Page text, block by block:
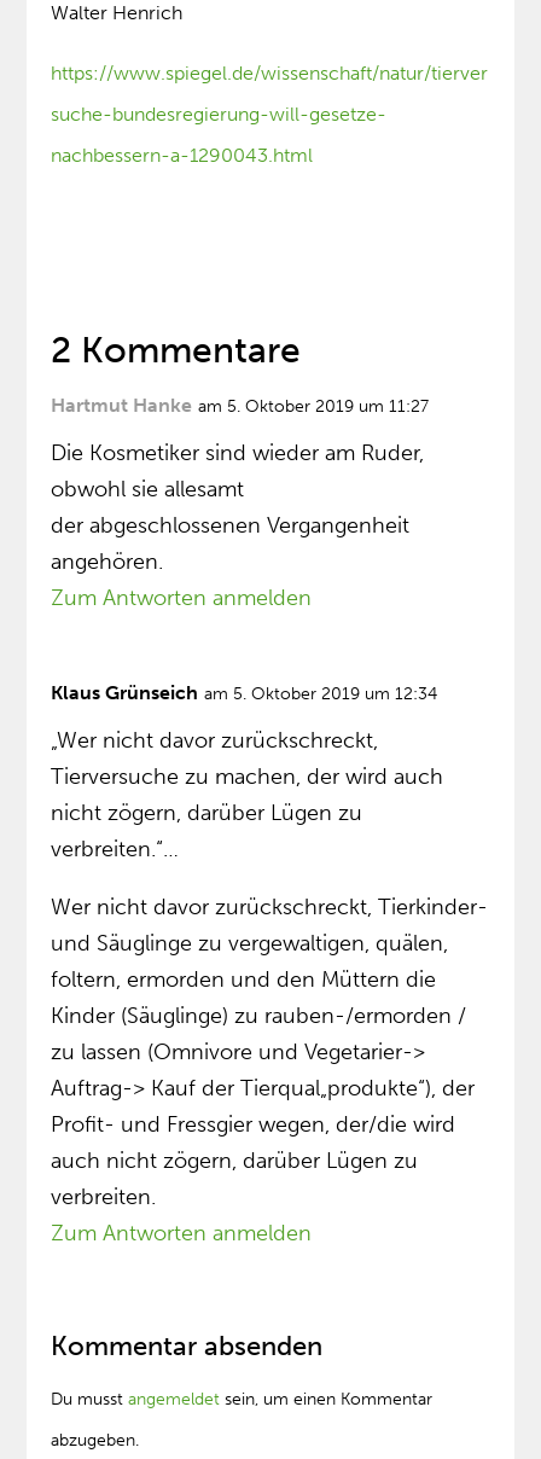
Walter Henrich
https://www.spiegel.de/wissenschaft/natur/tierver
suche-bundesregierung-will-gesetze-
nachbessern-a-1290043.html
2 Kommentare
Hartmut Hanke am 5. Oktober 2019 um 11:27
Die Kosmetiker sind wieder am Ruder,
obwohl sie allesamt
der abgeschlossenen Vergangenheit
angehören.
Zum Antworten anmelden
Klaus Grünseich am 5. Oktober 2019 um 12:34
„Wer nicht davor zurückschreckt,
Tierversuche zu machen, der wird auch
nicht zögern, darüber Lügen zu
verbreiten.“…
Wer nicht davor zurückschreckt, Tierkinder-
und Säuglinge zu vergewaltigen, quälen,
foltern, ermorden und den Müttern die
Kinder (Säuglinge) zu rauben-/ermorden /
zu lassen (Omnivore und Vegetarier->
Auftrag-> Kauf der Tierqual„produkte“), der
Profit- und Fressgier wegen, der/die wird
auch nicht zögern, darüber Lügen zu
verbreiten.
Zum Antworten anmelden
Kommentar absenden
Du musstangemeldet sein, um einen Kommentar
abzugeben.